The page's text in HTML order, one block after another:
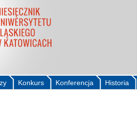
Historia
Konferencja
Konkurs